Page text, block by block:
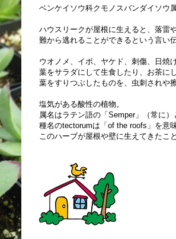
ベンケイソウ科クモノスバンダイソウ
ハウスリークが屋根に生えると、落雷
難から逃れることができるという言い
ウオノメ、イボ、ヤケド、刺傷、日焼
葉をサラダにして生食したり、お茶に
葉をすりつぶしたものを、虫刺されや
塩気がある酸性の植物。
属名はラテン語の「Semper」（常に
種名のtectorumは「of the roofs」を意味
このハーブが屋根や壁に生えてきたこ